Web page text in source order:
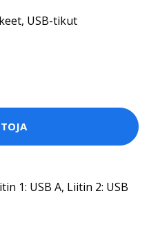
, USB-tikut
1: USB A, Liitin 2: USB